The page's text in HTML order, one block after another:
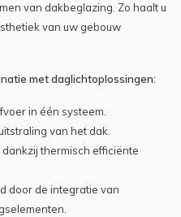
van dakbeglazing. Zo haalt u
van uw gebouw
met daglichtoplossingen:
in één systeem.
van het dak.
thermisch efficiënte
door de integratie van